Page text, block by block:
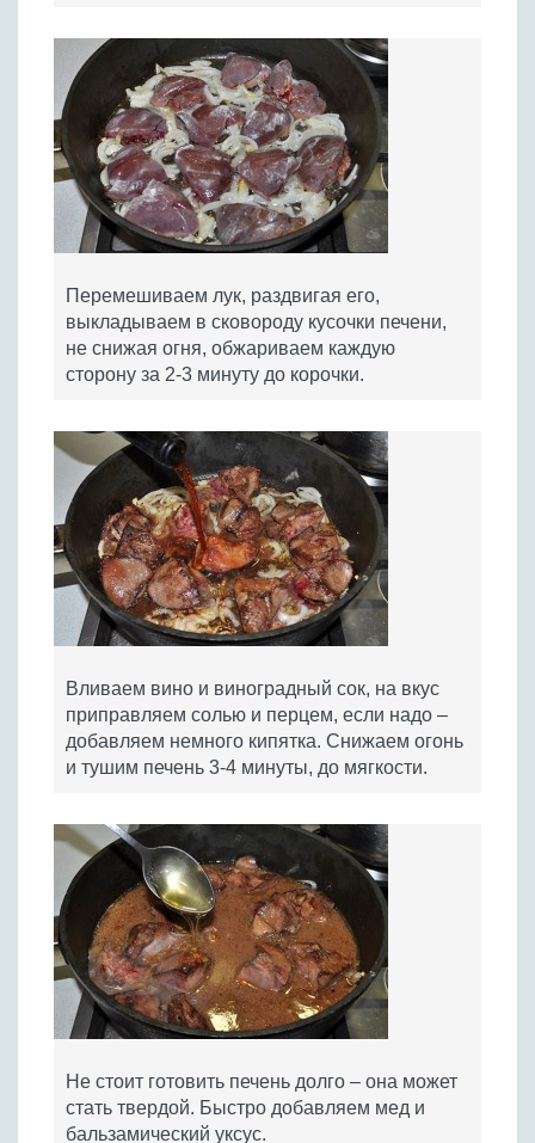
Перемешиваем лук, раздвигая его,
выкладываем в сковороду кусочки печени,
не снижая огня, обжариваем каждую
сторону за 2-3 минуту до корочки.
Вливаем вино и виноградный сок, на вкус
приправляем солью и перцем, если надо –
добавляем немного кипятка. Снижаем огонь
и тушим печень 3-4 минуты, до мягкости.
Не стоит готовить печень долго – она может
стать твердой. Быстро добавляем мед и
бальзамический уксус.